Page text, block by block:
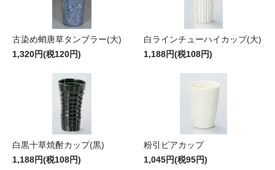
古染め蛸唐草タンブラー(大)
1,320円(税120円)
白ラインチューハイカップ(大)
1,188円(税108円)
白黒十草焼酎カップ(黒)
1,188円(税108円)
粉引ビアカップ
1,045円(税95円)